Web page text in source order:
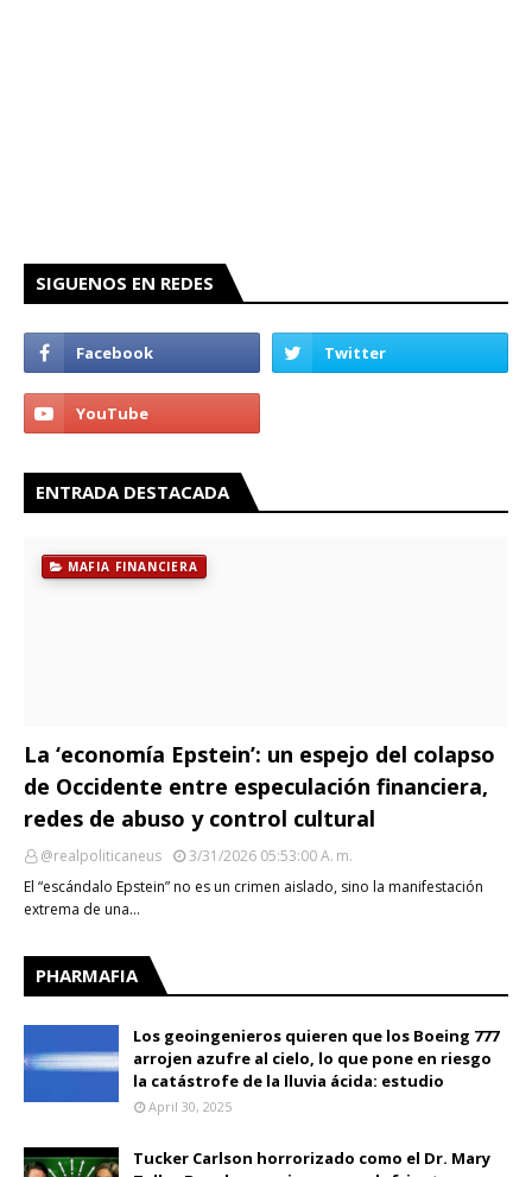
SIGUENOS EN REDES
ENTRADA DESTACADA
MAFIA FINANCIERA
La ‘economía Epstein’: un espejo del colapso
de Occidente entre especulación financiera,
redes de abuso y control cultural
@realpoliticaneus
3/31/2026 05:53:00 A. M.
El “escándalo Epstein” no es un crimen aislado, sino la manifestación
extrema de una…
PHARMAFIA
Los geoingenieros quieren que los Boeing 777
arrojen azufre al cielo, lo que pone en riesgo
la catástrofe de la lluvia ácida: estudio
April 30, 2025
Tucker Carlson horrorizado como el Dr. Mary